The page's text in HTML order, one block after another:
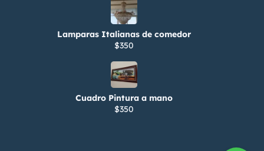
Lamparas Italianas de comedor
$350
Cuadro Pintura a mano
$350